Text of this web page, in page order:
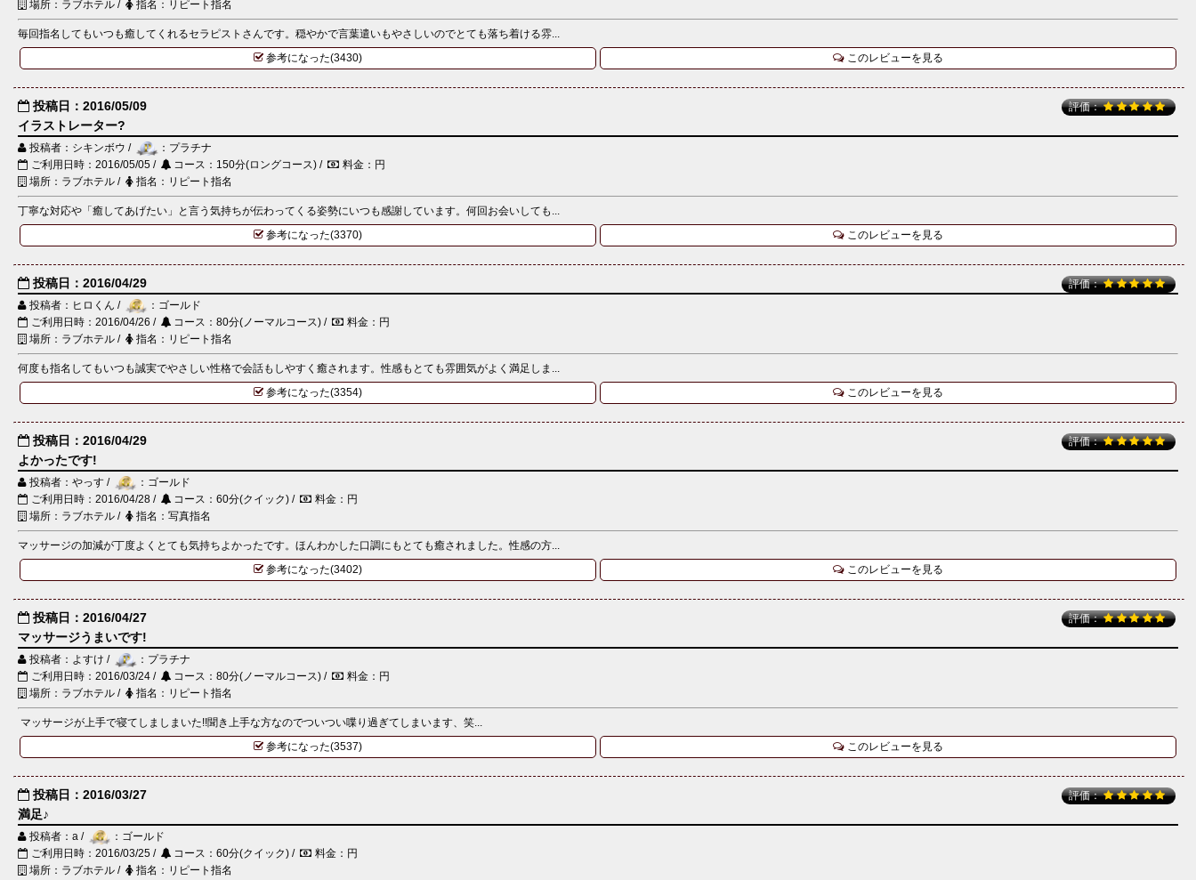
場所：ラブホテル /
指名：リピート指名
毎回指名してもいつも癒してくれるセラピストさんです。穏やかで言葉遣いもやさしいのでとても落ち着ける雰...
参考になった(3430)
このレビューを見る
評価：
投稿日：2016/05/09
イラストレーター?
投稿者：シキンボウ /
：プラチナ
ご利用日時：2016/05/05 /
コース：150分(ロングコース) /
料金：円
場所：ラブホテル /
指名：リピート指名
丁寧な対応や「癒してあげたい」と言う気持ちが伝わってくる姿勢にいつも感謝しています。何回お会いしても...
参考になった(3370)
このレビューを見る
評価：
投稿日：2016/04/29
投稿者：ヒロくん /
：ゴールド
ご利用日時：2016/04/26 /
コース：80分(ノーマルコース) /
料金：円
場所：ラブホテル /
指名：リピート指名
何度も指名してもいつも誠実でやさしい性格で会話もしやすく癒されます。性感もとても雰囲気がよく満足しま...
参考になった(3354)
このレビューを見る
評価：
投稿日：2016/04/29
よかったです!
投稿者：やっす /
：ゴールド
ご利用日時：2016/04/28 /
コース：60分(クイック) /
料金：円
場所：ラブホテル /
指名：写真指名
マッサージの加減が丁度よくとても気持ちよかったです。ほんわかした口調にもとても癒されました。性感の方...
参考になった(3402)
このレビューを見る
評価：
投稿日：2016/04/27
マッサージうまいです!
投稿者：よすけ /
：プラチナ
ご利用日時：2016/03/24 /
コース：80分(ノーマルコース) /
料金：円
場所：ラブホテル /
指名：リピート指名
マッサージが上手で寝てしましまいた!!聞き上手な方なのでついつい喋り過ぎてしまいます、笑...
参考になった(3537)
このレビューを見る
評価：
投稿日：2016/03/27
満足♪
投稿者：a /
：ゴールド
ご利用日時：2016/03/25 /
コース：60分(クイック) /
料金：円
場所：ラブホテル /
指名：リピート指名